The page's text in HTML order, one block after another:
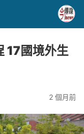
17國境外生
2 個月前